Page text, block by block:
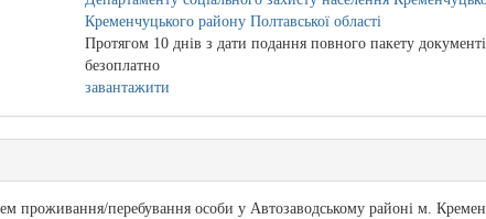
Кременчуцького району Полтавської області
Протягом 10 днів з дати подання повного пакету
безоплатно
завантажити
проживання/перебування особи у Автозаводському районі м.